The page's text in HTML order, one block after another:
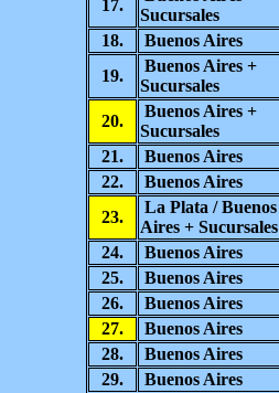
17.
Sucursales
18.
Buenos Aires
19.
Buenos Aires +
Sucursales
20.
Buenos Aires +
Sucursales
21.
Buenos Aires
22.
Buenos Aires
23.
La Plata / Buenos
Aires + Sucursales
24.
Buenos Aires
25.
Buenos Aires
26.
Buenos Aires
27.
Buenos Aires
28.
Buenos Aires
29.
Buenos Aires